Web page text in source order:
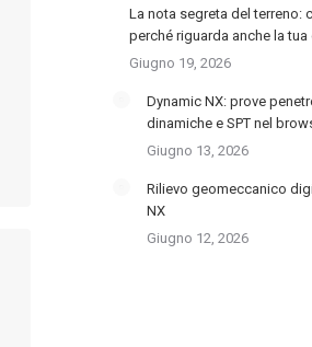
La nota segreta del terreno:
perché riguarda anche la tua
Giugno 19, 2026
Dynamic NX: prove
dinamiche e SPT nel
Giugno 13, 2026
Rilievo geomeccanico
NX
Giugno 12, 2026